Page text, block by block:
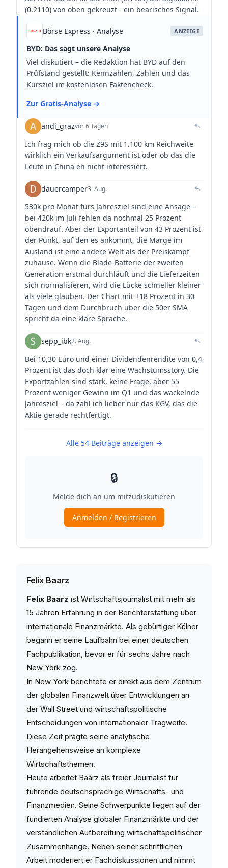
Felix Baarz
Felix Baarz ist Wirtschaftsjournalist mit mehr als
15 Jahren Erfahrung in der Berichterstattung über
internationale Finanzmärkte. Als gebürtiger Kölner
begann er seine Laufbahn bei einer deutschen
Fachpublikation, bevor er für sechs Jahre nach
New York zog.
In New York berichtete er direkt aus dem Zentrum
der globalen Finanzwelt über Entwicklungen an
der Wall Street und wirtschaftspolitische
Entscheidungen von internationaler Tragweite.
Diese Zeit prägte seine analytische
Herangehensweise an komplexe
Wirtschaftsthemen.
Heute arbeitet Baarz als freier Journalist für
führende deutschsprachige Wirtschafts- und
Finanzmedien. Seine Schwerpunkte liegen auf der
fundierten Analyse globaler Finanzmärkte und der
verständlichen Aufbereitung wirtschaftspolitischer
Zusammenhänge. Neben seiner schriftlichen
Arbeit moderiert er Fachdiskussionen und nimmt